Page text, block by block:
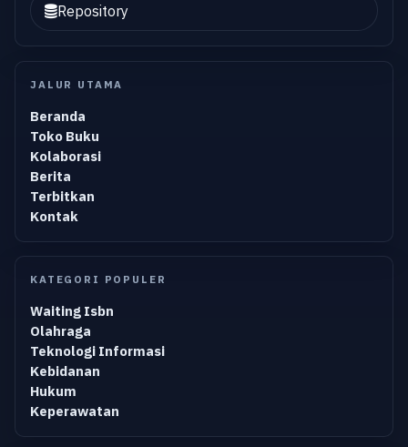
Repository
JALUR UTAMA
Beranda
Toko Buku
Kolaborasi
Berita
Terbitkan
Kontak
KATEGORI POPULER
Waiting Isbn
Olahraga
Teknologi Informasi
Kebidanan
Hukum
Keperawatan